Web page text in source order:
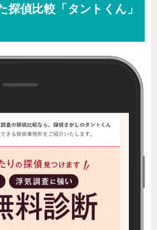
探偵比較「タントくん」